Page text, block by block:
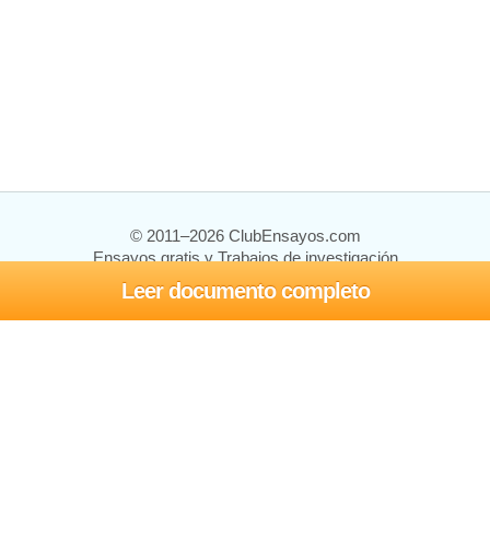
Leer documento completo
© 2011–2026 ClubEnsayos.com
Ensayos gratis y Trabajos de investigación